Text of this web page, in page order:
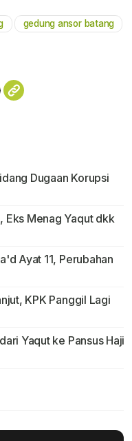
gedung ansor batang
Dugaan Korupsi
Eks Menag Yaqut dkk
Ayat 11, Perubahan
KPK Panggil Lagi
Yaqut ke Pansus Haji